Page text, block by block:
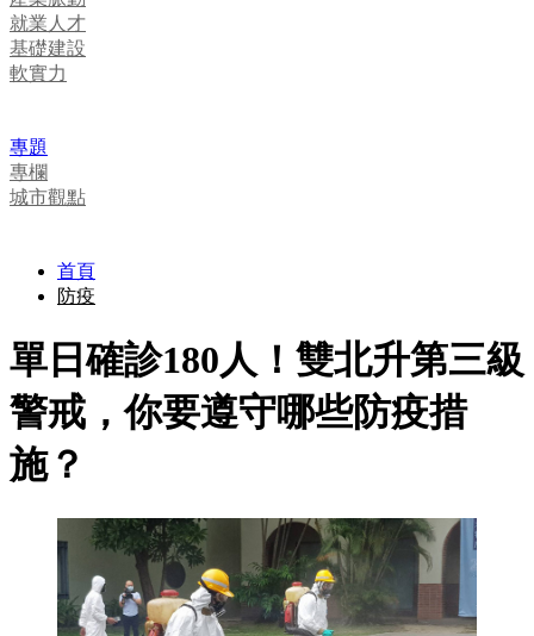
就業人才
基礎建設
軟實力
專題
專欄
城市觀點
首頁
防疫
單日確診180人！雙北升第三級
警戒，你要遵守哪些防疫措
施？